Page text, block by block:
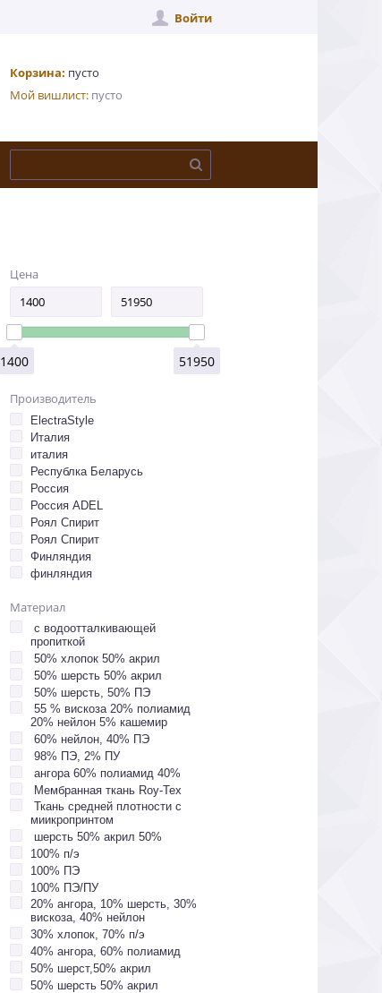
Войти
Корзина: пусто
Мой вишлист: пусто
Цена
1400 51950
Производитель
ElectraStyle
Италия
италия
Республка Беларусь
Россия
Россия ADEL
Роял Спирит
Роял Спирит
Финляндия
финляндия
Материал
с водоотталкивающей
пропиткой
50% хлопок 50% акрил
50% шерсть 50% акрил
50% шерсть, 50% ПЭ
55 % вискоза 20% полиамид
20% нейлон 5% кашемир
60% нейлон, 40% ПЭ
98% ПЭ, 2% ПУ
ангора 60% полиамид 40%
Мембранная ткань Roy-Tex
Ткань средней плотности с
миикропринтом
шерсть 50% акрил 50%
100% п/э
100% ПЭ
100% ПЭ/ПУ
20% ангора, 10% шерсть, 30%
вискоза, 40% нейлон
30% хлопок, 70% п/э
40% ангора, 60% полиамид
50% шерст,50% акрил
50% шерсть 50% акрил